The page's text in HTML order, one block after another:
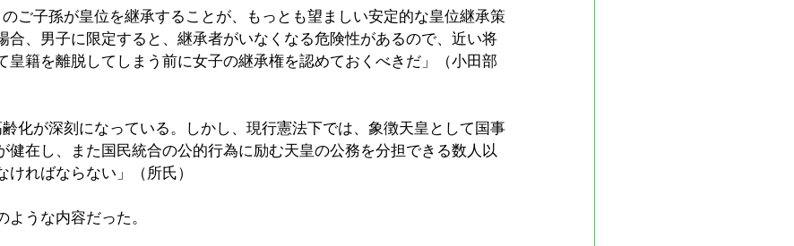
ご子孫が皇位を継承することが、もっとも望ましい安定的な皇位継承策
合、男子に限定すると、継承者がいなくなる危険性があるので、近い将
皇籍を離脱してしまう前に女子の継承権を認めておくべきだ」（小田部
化が深刻になっている。しかし、現行憲法下では、象徴天皇として国事
健在し、また国民統合の公的行為に励む天皇の公務を分担できる数人以
ればならない」（所氏）
うな内容だった。